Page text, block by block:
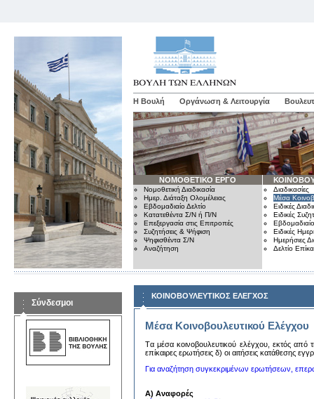
Η Βουλή Οργάνωση & Λειτουργία
ΝΟΜΟΘΕΤΙΚΟ ΕΡΓΟ
Νομοθετική Διαδικασία
Ημερ. Διάταξη Ολομέλειας
Εβδομαδιαίο Δελτίο
Κατατεθέντα Σ/Ν ή Π/Ν
Επεξεργασία στις Επιτροπές
Συζητήσεις & Ψήφιση
Ψηφισθέντα Σ/Ν
Αναζήτηση
Διαδικασίες
Μέσα
Ειδικές
Ειδικές
Εβδομαδιαίο
Ειδικές
Ημερήσιες
Δελτίο
Σύνδεσμοι
ΚΟΙΝΟΒΟΥΛΕΥΤΙΚΟΣ ΕΛΕΓΧΟΣ
Μέσα Κοινοβουλευτικού Ελέγχου
Tα μέσα κoινoβoυλευτικoύ ελέγχoυ, εκτός από
επίκαιρες ερωτήσεις δ) oι αιτήσεις κατάθεσης
Για αναζήτηση συγκεκριμένων ερωτήσεων,
Α) Αναφορές